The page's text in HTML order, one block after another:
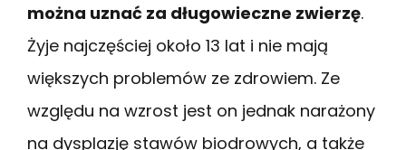
można uznać za długowieczne zwierzę.
Żyje najczęściej około 13 lat i nie mają
większych problemów ze zdrowiem. Ze
względu na wzrost jest on jednak narażony
na dysplazję stawów biodrowych, a także